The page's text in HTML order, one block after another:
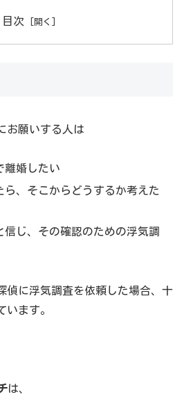
目次
お願いする人は
離婚したい
ら、そこからどうするか考えた
信じ、その確認のための浮気調
偵に浮気調査を依頼した場合、十
います。
は、